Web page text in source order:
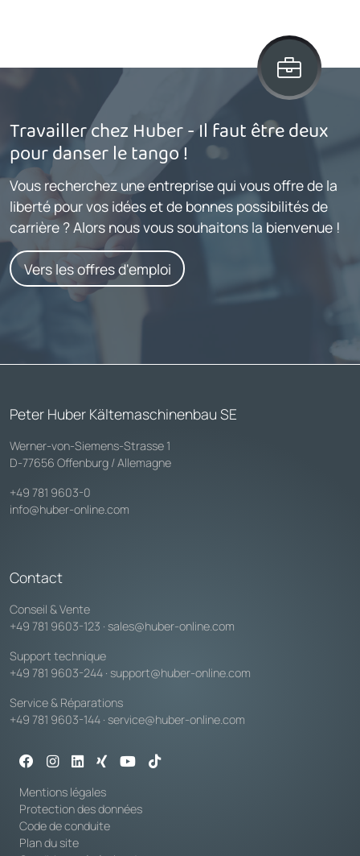
Travailler chez Huber - Il faut être deux
pour danser le tango !
Vous recherchez une entreprise qui vous offre de la
liberté pour vos idées et de bonnes possibilités de
carrière ? Alors nous vous souhaitons la bienvenue !
Vers les offres d'emploi
Peter Huber Kältemaschinenbau SE
Werner-von-Siemens-Strasse 1
D-77656 Offenburg / Allemagne
+49 781 9603-0
info@huber-online.com
Contact
Conseil & Vente
+49 781 9603-123 · sales@huber-online.com
Support technique
+49 781 9603-244 · support@huber-online.com
Service & Réparations
+49 781 9603-144 · service@huber-online.com
Mentions légales
Protection des données
Code de conduite
Plan du site